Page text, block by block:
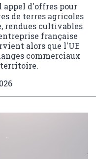
appel d'offres pour
de terres agricoles
rendues cultivables
française
alors que l'UE
commerciaux